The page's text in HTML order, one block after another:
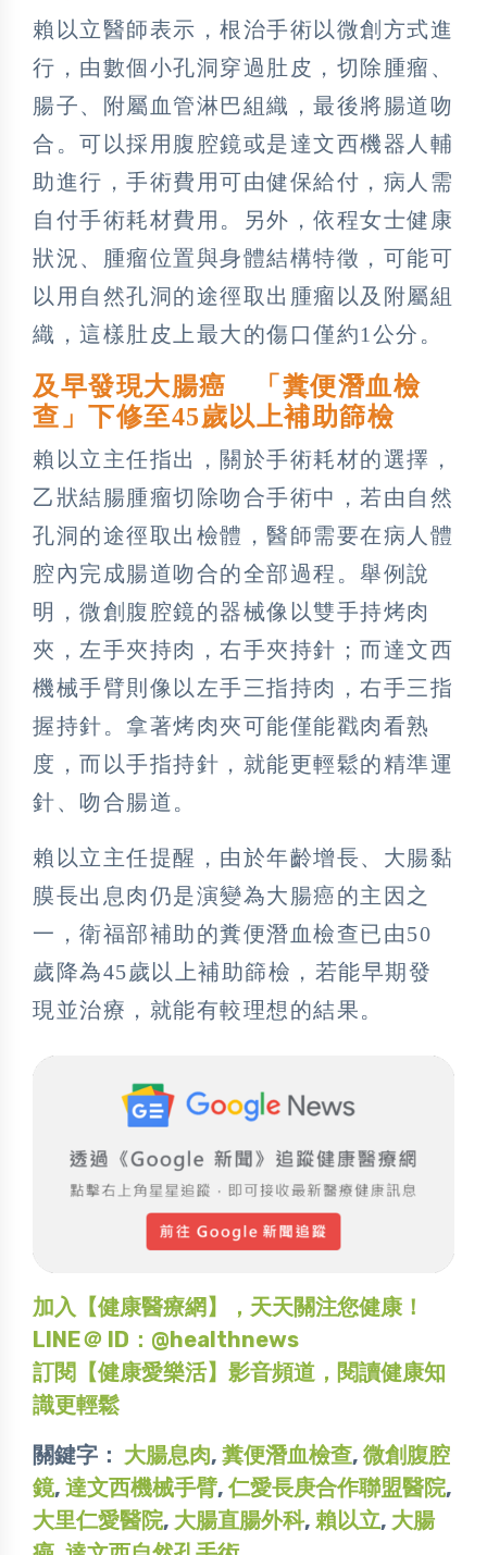
賴以立醫師表示，根治手術以微創方式進
行，由數個小孔洞穿過肚皮，切除腫瘤、
腸子、附屬血管淋巴組織，最後將腸道吻
合。可以採用腹腔鏡或是達文西機器人輔
助進行，手術費用可由健保給付，病人需
自付手術耗材費用。另外，依程女士健康
狀況、腫瘤位置與身體結構特徵，可能可
以用自然孔洞的途徑取出腫瘤以及附屬組
織，這樣肚皮上最大的傷口僅約1公分。
及早發現大腸癌 「糞便潛血檢
查」下修至45歲以上補助篩檢
賴以立主任指出，關於手術耗材的選擇，
乙狀結腸腫瘤切除吻合手術中，若由自然
孔洞的途徑取出檢體，醫師需要在病人體
腔內完成腸道吻合的全部過程。舉例說
明，微創腹腔鏡的器械像以雙手持烤肉
夾，左手夾持肉，右手夾持針；而達文西
機械手臂則像以左手三指持肉，右手三指
握持針。拿著烤肉夾可能僅能戳肉看熟
度，而以手指持針，就能更輕鬆的精準運
針、吻合腸道。
賴以立主任提醒，由於年齡增長、大腸黏
膜長出息肉仍是演變為大腸癌的主因之
一，衛福部補助的糞便潛血檢查已由50
歲降為45歲以上補助篩檢，若能早期發
現並治療，就能有較理想的結果。
加入【健康醫療網】，天天關注您健康！
LINE＠ ID：@healthnews
訂閱【健康愛樂活】影音頻道，閱讀健康知
識更輕鬆
關鍵字： 大腸息肉, 糞便潛血檢查, 微創腹腔
鏡, 達文西機械手臂,仁愛長庚合作聯盟醫院,
大里仁愛醫院, 大腸直腸外科, 賴以立, 大腸